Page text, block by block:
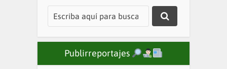
Publirreportajes